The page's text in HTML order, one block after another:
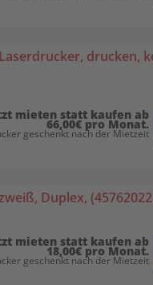
Laserdrucker, drucken,
mieten statt kaufen ab
66,00€ pro Monat.
geschenkt nach der Mietzeit
Duplex,
mieten statt kaufen ab
18,00€ pro Monat.
geschenkt nach der Mietzeit